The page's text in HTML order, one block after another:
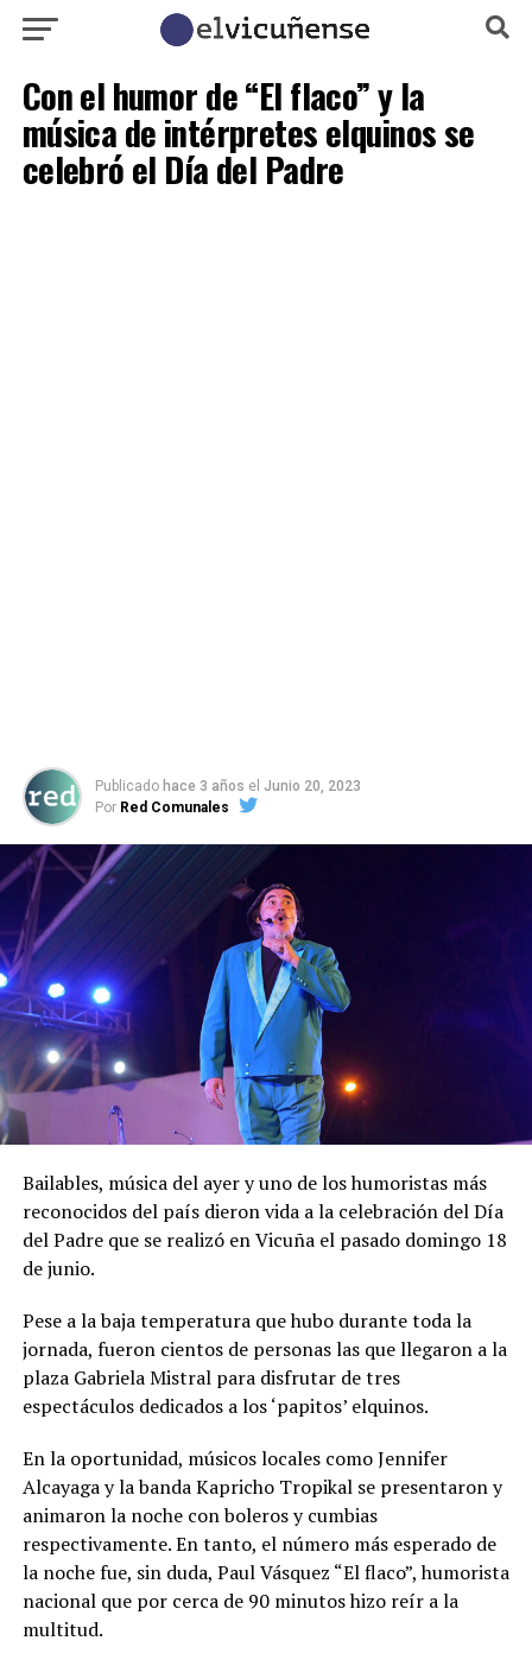
Con el humor de “El flaco” y la
música de intérpretes elquinos se
celebró el Día del Padre
Publicado hace 3 años el Junio 20, 2023
Por Red Comunales
Bailables, música del ayer y uno de los humoristas más
reconocidos del país dieron vida a la celebración del Día
del Padre que se realizó en Vicuña el pasado domingo 18
de junio.
Pese a la baja temperatura que hubo durante toda la
jornada, fueron cientos de personas las que llegaron a la
plaza Gabriela Mistral para disfrutar de tres
espectáculos dedicados a los ‘papitos’ elquinos.
En la oportunidad, músicos locales como Jennifer
Alcayaga y la banda Kapricho Tropikal se presentaron y
animaron la noche con boleros y cumbias
respectivamente. En tanto, el número más esperado de
la noche fue, sin duda, Paul Vásquez “El flaco”, humorista
nacional que por cerca de 90 minutos hizo reír a la
multitud.